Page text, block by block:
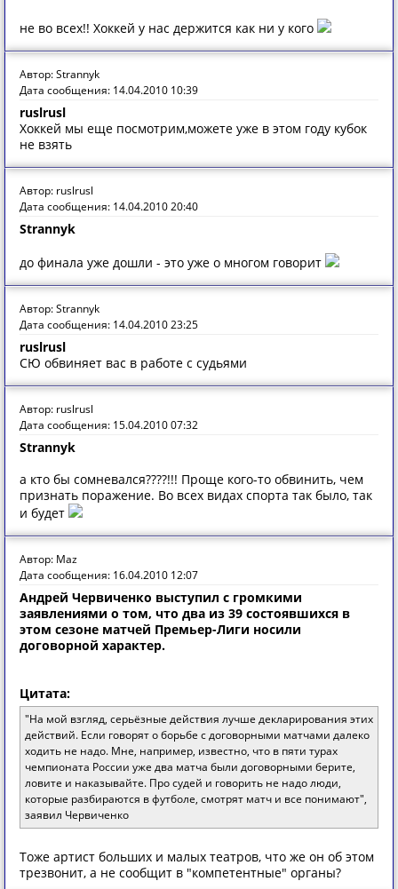
не во всех!! Хоккей у нас держится как ни у кого
Автор: Strannyk
Дата сообщения: 14.04.2010 10:39
ruslrusl
Хоккей мы еще посмотрим,можете уже в этом году кубок
не взять
Автор: ruslrusl
Дата сообщения: 14.04.2010 20:40
Strannyk
до финала уже дошли - это уже о многом говорит
Автор: Strannyk
Дата сообщения: 14.04.2010 23:25
ruslrusl
СЮ обвиняет вас в работе с судьями
Автор: ruslrusl
Дата сообщения: 15.04.2010 07:32
Strannyk
а кто бы сомневался????!!! Проще кого-то обвинить, чем
признать поражение. Во всех видах спорта так было, так
и будет
Автор: Maz
Дата сообщения: 16.04.2010 12:07
Андрей Червиченко выступил с громкими
заявлениями о том, что два из 39 состоявшихся в
этом сезоне матчей Премьер-Лиги носили
договорной характер.
Цитата:
"На мой взгляд, серьёзные действия лучше декларирования этих
действий. Если говорят о борьбе с договорными матчами далеко
ходить не надо. Мне, например, известно, что в пяти турах
чемпионата России уже два матча были договорными берите,
ловите и наказывайте. Про судей и говорить не надо люди,
которые разбираются в футболе, смотрят матч и все понимают",
заявил Червиченко
Тоже артист больших и малых театров, что же он об этом
трезвонит, а не сообщит в "компетентные" органы?